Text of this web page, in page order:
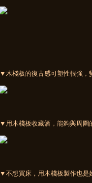
▼木棧板的復古感可塑性很強，
▼用木棧板收藏酒，能夠與周圍
▼不想買床，用木棧板製作也是